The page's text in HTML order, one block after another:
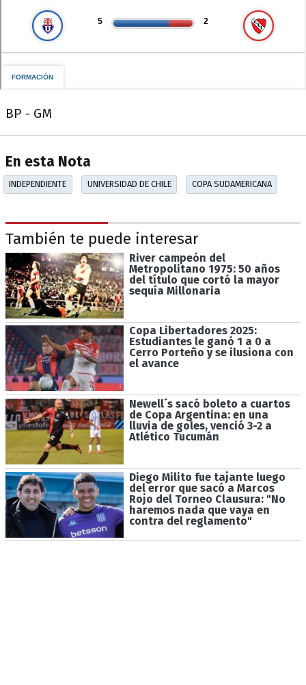
BP - GM
En esta Nota
INDEPENDIENTE UNIVERSIDAD DE CHILE COPA SUDAMERICANA
También te puede interesar
River campeón del
Metropolitano 1975: 50 años
del título que cortó la mayor
sequía Millonaria
Copa Libertadores 2025:
Estudiantes le ganó 1 a 0 a
Cerro Porteño y se ilusiona con
el avance
Newell´s sacó boleto a cuartos
de Copa Argentina: en una
lluvia de goles, venció 3-2 a
Atlético Tucumán
Diego Milito fue tajante luego
del error que sacó a Marcos
Rojo del Torneo Clausura: "No
haremos nada que vaya en
contra del reglamento"